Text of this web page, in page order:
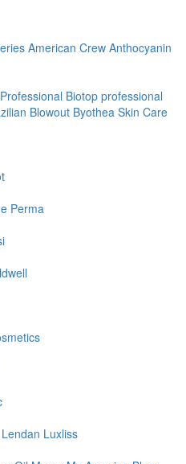
American Crew Anthocyanin
Biotop professional
Blowout Byothea Skin Care
Perma
Lendan Luxliss